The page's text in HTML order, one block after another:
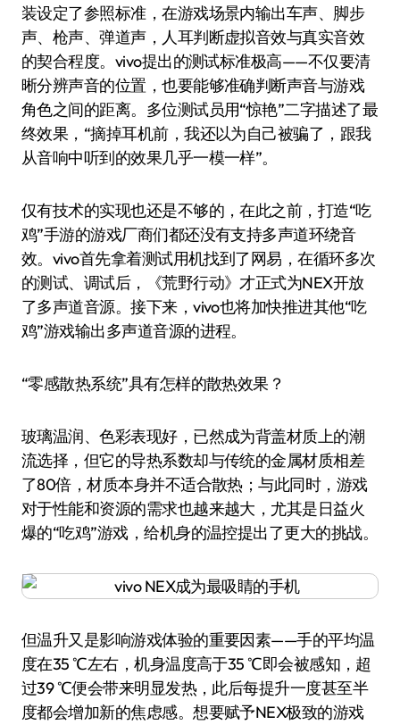
装设定了参照标准，在游戏场景内输出车声、脚步
声、枪声、弹道声，人耳判断虚拟音效与真实音效
的契合程度。vivo提出的测试标准极高——不仅要清
晰分辨声音的位置，也要能够准确判断声音与游戏
角色之间的距离。多位测试员用“惊艳”二字描述了最
终效果，“摘掉耳机前，我还以为自己被骗了，跟我
从音响中听到的效果几乎一模一样”。
仅有技术的实现也还是不够的，在此之前，打造“吃
鸡”手游的游戏厂商们都还没有支持多声道环绕音
效。vivo首先拿着测试用机找到了网易，在循环多次
的测试、调试后，《荒野行动》才正式为NEX开放
了多声道音源。接下来，vivo也将加快推进其他“吃
鸡”游戏输出多声道音源的进程。
“零感散热系统”具有怎样的散热效果？
玻璃温润、色彩表现好，已然成为背盖材质上的潮
流选择，但它的导热系数却与传统的金属材质相差
了80倍，材质本身并不适合散热；与此同时，游戏
对于性能和资源的需求也越来越大，尤其是日益火
爆的“吃鸡”游戏，给机身的温控提出了更大的挑战。
但温升又是影响游戏体验的重要因素——手的平均温
度在35 ℃左右，机身温度高于35 ℃即会被感知，超
过39 ℃便会带来明显发热，此后每提升一度甚至半
度都会增加新的焦虑感。想要赋予NEX极致的游戏